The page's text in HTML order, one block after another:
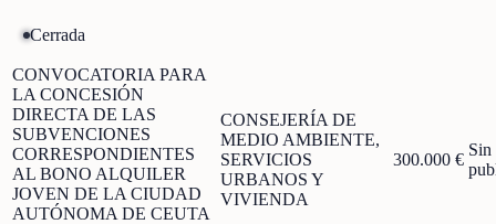
Cerrada
CONVOCATORIA PARA
LA CONCESIÓN
DIRECTA DE LAS
SUBVENCIONES
CORRESPONDIENTES
AL BONO ALQUILER
JOVEN DE LA CIUDAD
AUTÓNOMA DE CEUTA
CONSEJERÍA DE
MEDIO AMBIENTE,
SERVICIOS
URBANOS Y
VIVIENDA
300.000 €
Sin